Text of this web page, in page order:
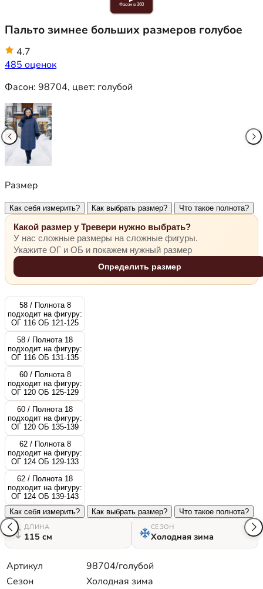
Фасон в 360
Пальто зимнее больших размеров голубое
4.7
485 оценок
Фасон: 98704, цвет: голубой
Размер
Как себя измерить? Как выбрать размер? Что такое полнота?
Какой размер у Тревери нужно выбрать?
У нас сложные размеры на сложные фигуры.
Укажите ОГ и ОБ и покажем нужный размер
Определить размер
58 / Полнота 8
подходит на фигуру:
ОГ 116 ОБ 121-125
58 / Полнота 18
подходит на фигуру:
ОГ 116 ОБ 131-135
60 / Полнота 8
подходит на фигуру:
ОГ 120 ОБ 125-129
60 / Полнота 18
подходит на фигуру:
ОГ 120 ОБ 135-139
62 / Полнота 8
подходит на фигуру:
ОГ 124 ОБ 129-133
62 / Полнота 18
подходит на фигуру:
ОГ 124 ОБ 139-143
Как себя измерить?
Как выбрать размер?
Что такое полнота?
ДЛИНА
115 см
СЕЗОН
Холодная зима
Артикул
98704/голубой
Сезон
Холодная зима